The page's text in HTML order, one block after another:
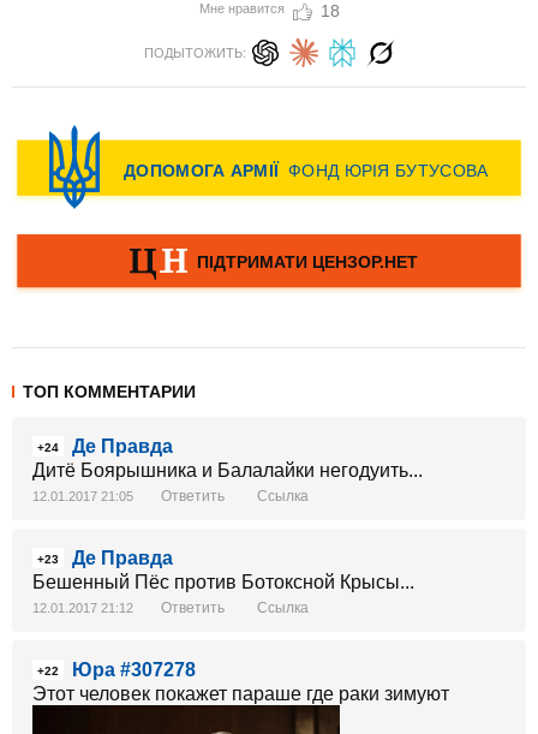
Мне нравится 18
ПОДЫТОЖИТЬ:
ТОП КОММЕНТАРИИ
+24
Де Правда
Дитё Боярышника и Балалайки негодуить...
12.01.2017 21:05 Ответить Ссылка
+23
Де Правда
Бешенный Пёс против Ботоксной Крысы...
12.01.2017 21:12 Ответить Ссылка
+22
Юра #307278
Этот человек покажет параше где раки зимуют